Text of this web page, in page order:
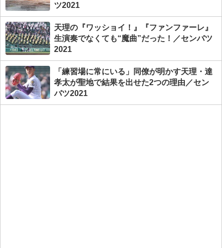
ツ2021
天理の『ワッショイ！』『ファンファーレ』
生演奏でなくても“魔曲”だった！／センバツ
2021
「練習場に常にいる」同僚が明かす天理・達
孝太が聖地で結果を出せた2つの理由／セン
バツ2021